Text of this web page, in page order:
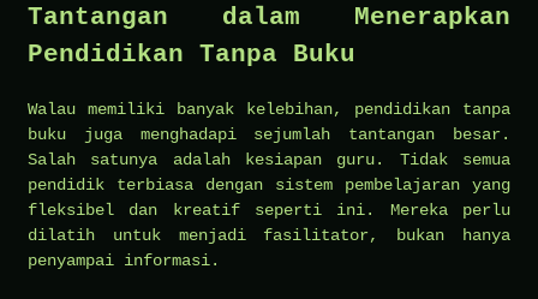
Tantangan dalam Menerapkan
Pendidikan Tanpa Buku
Walau memiliki banyak kelebihan, pendidikan tanpa
buku juga menghadapi sejumlah tantangan besar.
Salah satunya adalah kesiapan guru. Tidak semua
pendidik terbiasa dengan sistem pembelajaran yang
fleksibel dan kreatif seperti ini. Mereka perlu
dilatih untuk menjadi fasilitator, bukan hanya
penyampai informasi.